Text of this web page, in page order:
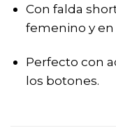
Con falda
femenino y
Perfecto con
los botones.